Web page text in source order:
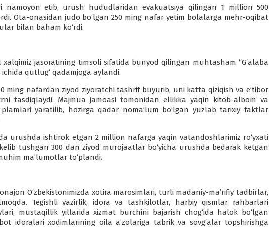
namoyon etib, urush hududlaridan evakuatsiya qilingan 1 million 500
Ota-onasidan judo bo‘lgan 250 ming nafar yetim bolalarga mehr-oqibat
bilan baham ko‘rdi.
jasoratining timsoli sifatida bunyod qilingan muhtasham “G‘alaba
ichida qutlug‘ qadamjoga aylandi.
ming nafardan ziyod ziyoratchi tashrif buyurib, uni katta qiziqish va e’tibor
tasdiqlaydi. Majmua jamoasi tomonidan ellikka yaqin kitob-albom va
yaratilib, hozirga qadar noma’lum bo‘lgan yuzlab tarixiy faktlar
urushda ishtirok etgan 2 million nafarga yaqin vatandoshlarimiz ro‘yxati
tushgan 300 dan ziyod murojaatlar bo‘yicha urushda bedarak ketgan
ma’lumotlar to‘plandi.
O‘zbekistonimizda xotira marosimlari, turli madaniy-ma’rifiy tadbirlar,
Tegishli vazirlik, idora va tashkilotlar, harbiy qismlar rahbarlari
mustaqillik yillarida xizmat burchini bajarish chog‘ida halok bo‘lgan
idoralari xodimlarining oila a’zolariga tabrik va sovg‘alar topshirishga